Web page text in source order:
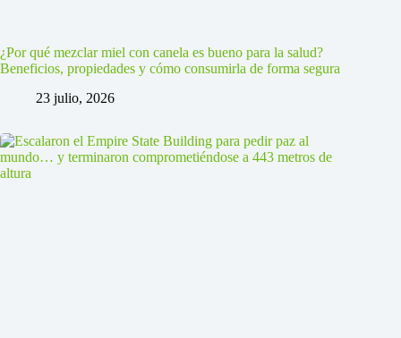
¿Por qué mezclar miel con canela es bueno para la salud?
Beneficios, propiedades y cómo consumirla de forma segura
23 julio, 2026